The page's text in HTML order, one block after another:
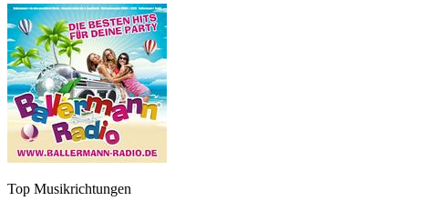
Top Musikrichtungen